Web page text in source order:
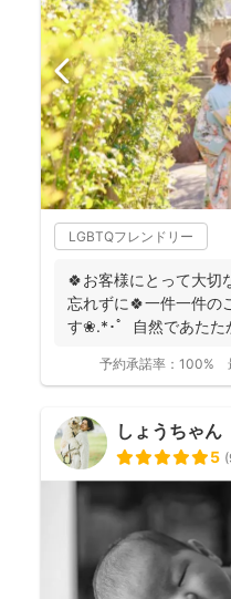
LGBTQフレンドリー
🍀お客様にとって大切
忘れずに🍀一件一件の
す❀.*･ﾟ 自然であたた
予約承諾率： 100%
しょうちゃ
5 (